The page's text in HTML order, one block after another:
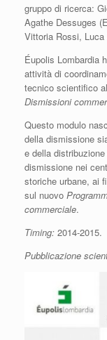
gruppo di ricerca:
Agathe Dessuges
Vittoria Rossi,
Éupolis Lombardia
attività di
tecnico scientifico
Dismissioni
Questo modulo
della dismissione
e della
dismissione nei
storiche urbane, ai
sul nuovo
commerciale.
Timing: 2014-2015.
Pubblicazione